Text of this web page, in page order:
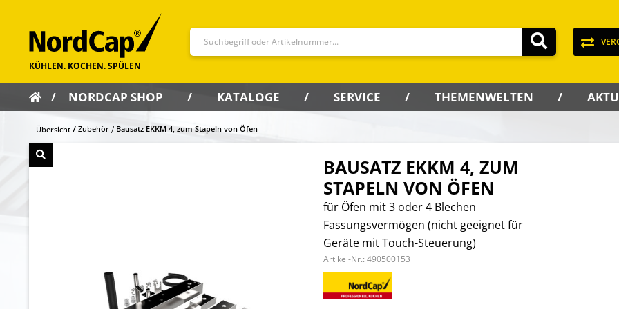
NORDCAP SHOP KATALOGE SERVICE THEMENWELTEN
Übersicht Zubehör Bausatz EKKM 4, zum Stapeln von Öfen
BAUSATZ EKKM 4, ZUM
STAPELN VON ÖFEN
für Öfen mit 3 oder 4 Blechen
Fassungsvermögen (nicht geeignet für
Geräte mit Touch-Steuerung)
Artikel-Nr.: 490500153